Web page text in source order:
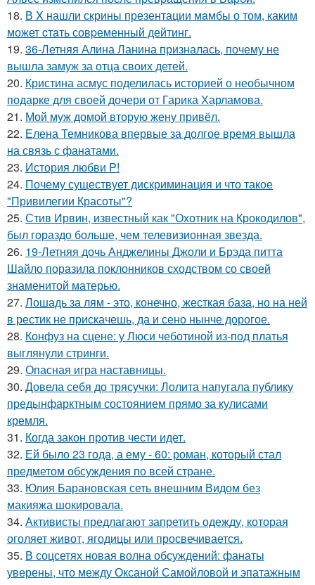
18. В X нашли скрины презентации мaмбы о том, каким
может cтaть совpеменный дейтинг.
19. 36-Летняя Алина Ланина призналась, почему не
вышла замуж за отца своих детей.
20. Кристина асмус поделилась историей о необычном
подарке для своей дочери от Гарика Харламова.
21. Мой муж домой вторую жену привёл.
22. Елена Темникова впервые за долгое время вышла
на связь с фанатами.
23. История любви P!
24. Почему существует дискриминация и что такое
"Привилегии Красоты"?
25. Стив Ирвин, известный как "Охотник на Крокодилов",
был гораздо больше, чем телевизионная звезда.
26. 19-Летняя дочь Анджелины Джоли и Брэда питта
Шайло поразила поклонников сходством со своей
знаменитой матерью.
27. Лошадь за лям - это, конечно, жесткая база, но на ней
в рестик не прискачешь, да и сено нынче дорогое.
28. Конфуз на сцене: у Люси чеботиной из-под платья
выглянули стринги.
29. Опасная игра наставницы.
30. Довела себя до трясучки: Лолита напугала публику
предынфарктным состоянием прямо за кулисами
кремля.
31. Когда закон против чести идет.
32. Ей было 23 года, а ему - 60: роман, который стал
предметом обсуждения по всей стране.
33. Юлия Барановская сеть внешним Видом без
макияжа шокировала.
34. Активисты предлагают запретить одежду, которая
оголяет живот, ягодицы или просвечивается.
35. В соцсетях новая волна обсуждений: фанаты
уверены, что между Оксаной Самойловой и эпатажным